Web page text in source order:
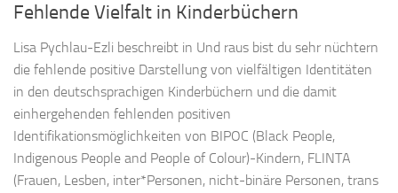
Fehlende Vielfalt in Kinderbüchern
Lisa Pychlau-Ezli beschreibt in Und raus bist du sehr nüchtern
die fehlende positive Darstellung von vielfältigen Identitäten
in den deutschsprachigen Kinderbüchern und die damit
einhergehenden fehlenden positiven
Identifikationsmöglichkeiten von BIPOC (Black People,
Indigenous People and People of Colour)-Kindern, FLINTA
(Frauen, Lesben, inter*Personen, nicht-binäre Personen, trans